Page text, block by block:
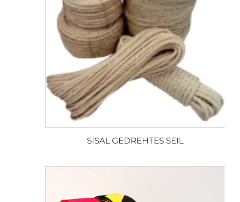
SISAL GEDREHTES SEIL